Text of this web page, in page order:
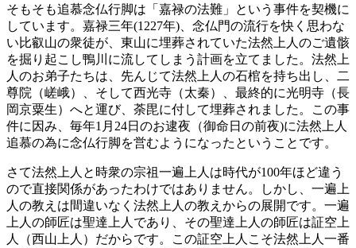
そもそも追慕念仏行脚は「嘉禄の法難」という事件を契機に
しています。嘉禄三年(1227年)、念仏門の流行を快く思わな
い比叡山の衆徒が、東山に埋葬されていた法然上人のご遺骸
を掘り起こし鴨川に流してしまう計画を立てました。法然上
人のお弟子たちは、先んじて法然上人の石棺を持ち出し、二
尊院（嵯峨）、そして西光寺（太秦）、最終的に光明寺（長
岡京粟生）へと運び、荼毘に付して埋葬されました。この事
件に因み、毎年1月24日のお逮夜（御命日の前夜)に法然上人
追慕の為に念仏行脚を営むようになったということです。
さて法然上人と時衆の宗祖一遍上人は時代が100年ほど違う
ので直接関係があったわけではありません。しかし、一遍上
人の教えは間違いなく法然上人の教えからの展開です。一遍
上人の師匠は聖達上人であり、その聖達上人の師匠は証空上
人（西山上人）だからです。この証空上人こそ法然上人一番